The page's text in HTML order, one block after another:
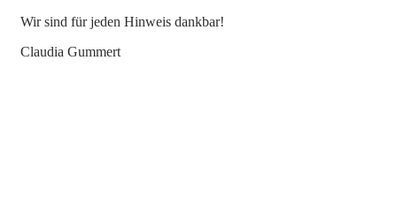
Wir sind für jeden Hinweis dankbar!
Claudia Gummert